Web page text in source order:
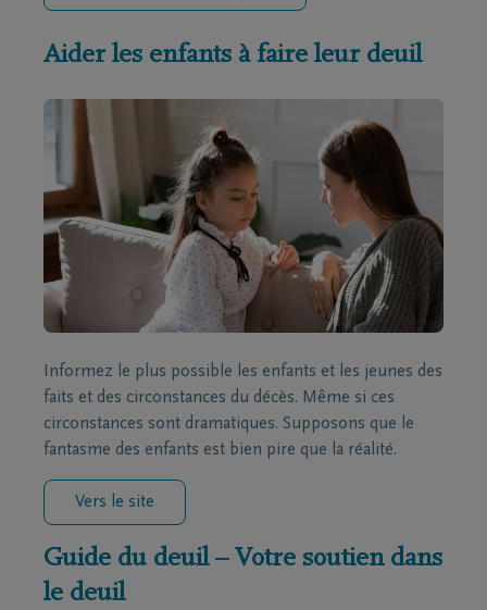
Aider les enfants à faire leur deuil
Informez le plus possible les enfants et les jeunes des
faits et des circonstances du décès. Même si ces
circonstances sont dramatiques. Supposons que le
fantasme des enfants est bien pire que la réalité.
Vers le site
Guide du deuil – Votre soutien dans
le deuil